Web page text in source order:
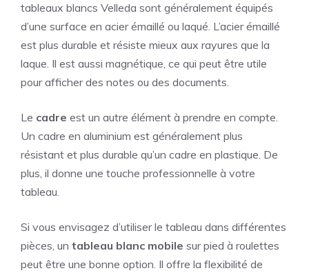
tableaux blancs Velleda sont généralement équipés
d’une surface en acier émaillé ou laqué. L’acier émaillé
est plus durable et résiste mieux aux rayures que la
laque. Il est aussi magnétique, ce qui peut être utile
pour afficher des notes ou des documents.
Le cadre est un autre élément à prendre en compte.
Un cadre en aluminium est généralement plus
résistant et plus durable qu’un cadre en plastique. De
plus, il donne une touche professionnelle à votre
tableau.
Si vous envisagez d’utiliser le tableau dans différentes
pièces, un tableau blanc mobile sur pied à roulettes
peut être une bonne option. Il offre la flexibilité de